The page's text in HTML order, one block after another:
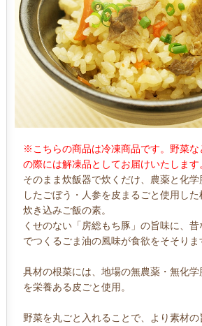
※こちらの商品は冷凍商品です。野菜な
の際には解凍品としてお届けいたします
そのまま炊飯器で炊くだけ、農薬と化
したごぼう・人参を皮まるごと使用し
炊き込みご飯の素。
くせのない「房総もち豚」の旨味に、
でつくるごま油の風味が食欲をそそりま
具材の根菜には、地場の無農薬・無化
を栄養ある皮ごと使用。
野菜を丸ごと入れることで、より素材の